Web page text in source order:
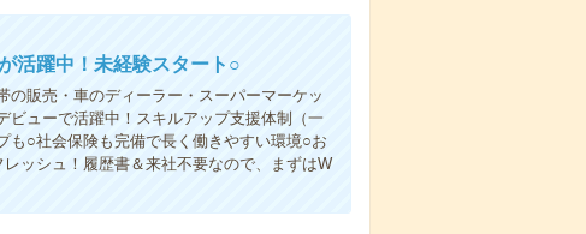
活躍中！未経験スタート○
の販売・車のディーラー・スーパーマーケッ
ビューで活躍中！スキルアップ支援体制（一
も○社会保険も完備で長く働きやすい環境○お
ッシュ！履歴書＆来社不要なので、まずはW